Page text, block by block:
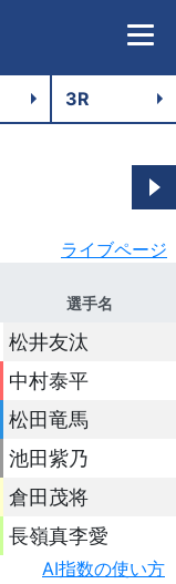
ライブページ
選手名
松井友汰
中村泰平
松田竜馬
池田紫乃
倉田茂将
長嶺真李愛
AI指数の使い方